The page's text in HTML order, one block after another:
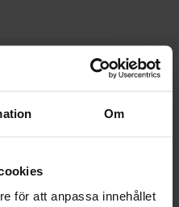
Om
för att anpassa innehållet